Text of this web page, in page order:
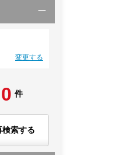
変更する
0 件
検索する